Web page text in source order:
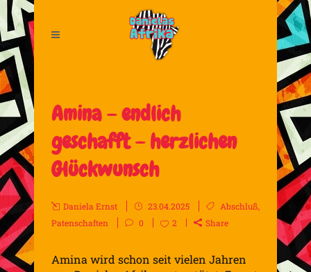
Amina – endlich
geschafft – herzlichen
Glückwunsch
Daniela Ernst 23.04.2025 Abschluß,
Patenschaften
0 2 Share
Amina wird schon seit vielen Jahren